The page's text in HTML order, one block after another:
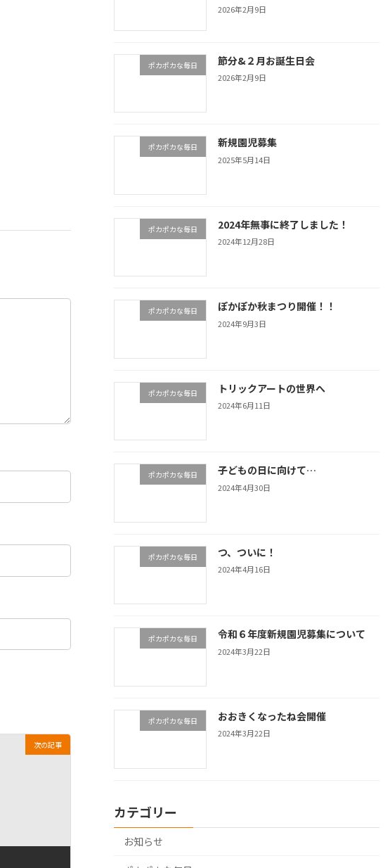
次の記事
2026年2月9日
ポカポカな毎日 節分&２月お誕生日会
2026年2月9日
ポカポカな毎日 新規園児募集
2025年5月14日
ポカポカな毎日 2024年無事に終了しました！
2024年12月28日
ポカポカな毎日 ぽかぽか秋まつり開催！！
2024年9月3日
ポカポカな毎日 トリックアートの世界へ
2024年6月11日
ポカポカな毎日 子どもの日に向けて…
2024年4月30日
ポカポカな毎日 つ、ついに！
2024年4月16日
ポカポカな毎日 令和６年度新規園児募集について
2024年3月22日
ポカポカな毎日 おおきくなったね会開催
2024年3月22日
カテゴリー
お知らせ